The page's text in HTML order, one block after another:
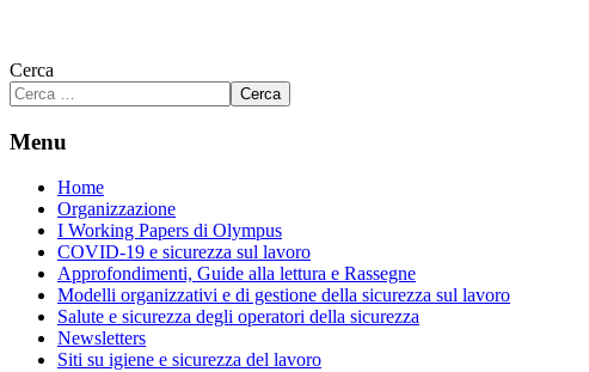
Cerca
Cerca
Menu
Home
Organizzazione
I Working Papers di Olympus
COVID-19 e sicurezza sul lavoro
Approfondimenti, Guide alla lettura e Rassegne
Modelli organizzativi e di gestione della sicurezza sul lavoro
Salute e sicurezza degli operatori della sicurezza
Newsletters
Siti su igiene e sicurezza del lavoro